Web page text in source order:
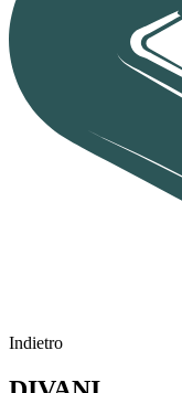
Indietro